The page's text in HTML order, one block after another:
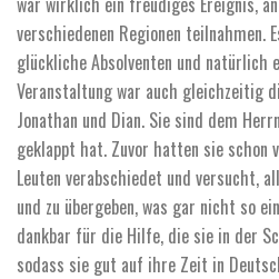
verschiedenen Regionen teilnahmen.
glückliche Absolventen und natürlich
Veranstaltung war auch gleichzeitig
Jonathan und Dian. Sie sind dem
geklappt hat. Zuvor hatten sie schon
Leuten verabschiedet und versucht,
und zu übergeben, was gar nicht so
dankbar für die Hilfe, die sie in der
sodass sie gut auf ihre Zeit in